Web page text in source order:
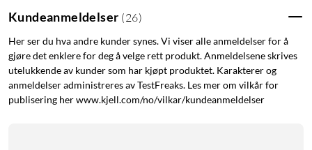
Mål: 90x90x43 mm
Kundeanmeldelser (26)
Her ser du hva andre kunder synes. Vi viser alle anmeldelser for å
gjøre det enklere for deg å velge rett produkt. Anmeldelsene skrives
utelukkende av kunder som har kjøpt produktet. Karakterer og
anmeldelser administreres av TestFreaks. Les mer om vilkår for
publisering her www.kjell.com/no/vilkar/kundeanmeldelser